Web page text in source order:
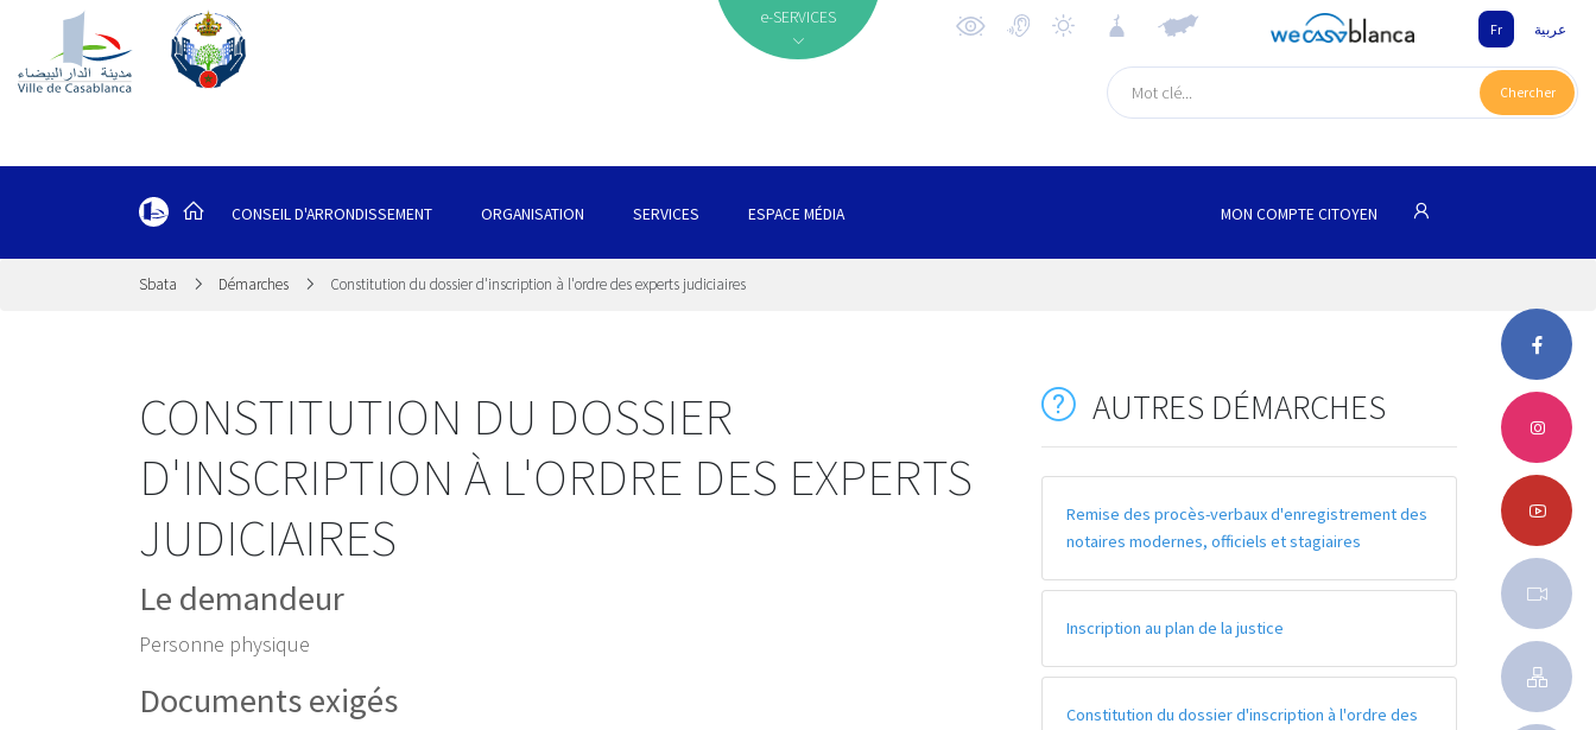
e-SERVICES
Fr عربية
Chercher
CONSEIL D'ARRONDISSEMENT ORGANISATION SERVICES ESPACE MÉDIA MON COMPTE CITOYEN
Sbata Démarches Constitution du dossier d'inscription à l'ordre des experts judiciaires
CONSTITUTION DU DOSSIER
D'INSCRIPTION À L'ORDRE DES EXPERTS
JUDICIAIRES
Le demandeur
Personne physique
Documents exigés
AUTRES DÉMARCHES
Remise des procès-verbaux d'enregistrement des
notaires modernes, officiels et stagiaires
Inscription au plan de la justice
Constitution du dossier d'inscription à l'ordre des